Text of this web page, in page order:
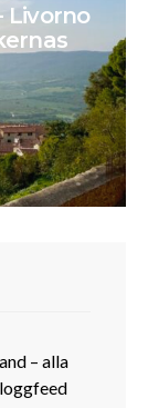
Livorno
– alla